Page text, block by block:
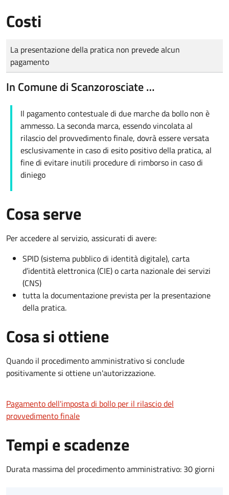
Costi
Tipo di pagamento
Importo
La presentazione della pratica non prevede alcun
pagamento
In Comune di Scanzorosciate …
Il pagamento contestuale di due marche da bollo non è
ammesso. La seconda marca, essendo vincolata al
rilascio del provvedimento finale, dovrà essere versata
esclusivamente in caso di esito positivo della pratica, al
fine di evitare inutili procedure di rimborso in caso di
diniego
Cosa serve
Per accedere al servizio, assicurati di avere:
SPID (sistema pubblico di identità digitale), carta
d’identità elettronica (CIE) o carta nazionale dei servizi
(CNS)
tutta la documentazione prevista per la presentazione
della pratica.
Cosa si ottiene
Quando il procedimento amministrativo si conclude
positivamente si ottiene un'autorizzazione.
Pagamento dell'imposta di bollo per il rilascio del
provvedimento finale
Tempi e scadenze
Durata massima del procedimento amministrativo: 30 giorni